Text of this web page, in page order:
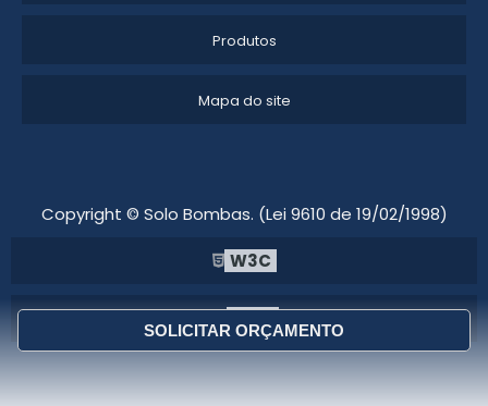
SOLICITAR ORÇAMENTO
Produtos
Mapa do site
Copyright © Solo Bombas. (Lei 9610 de 19/02/1998)
W3C